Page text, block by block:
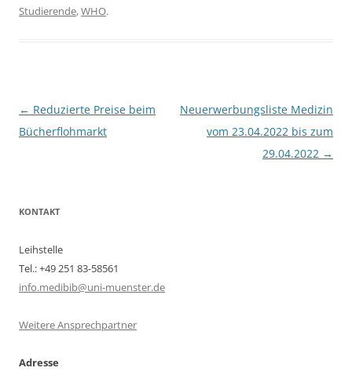
Studierende,WHO.
Beitragsnavigation
← Reduzierte Preise beim
Bücherflohmarkt
Neuerwerbungsliste Medizin
vom 23.04.2022 bis zum
29.04.2022 →
KONTAKT
Leihstelle
Tel.: +49 251 83-58561
info.medibib@uni-muenster.de
Weitere Ansprechpartner
Adresse